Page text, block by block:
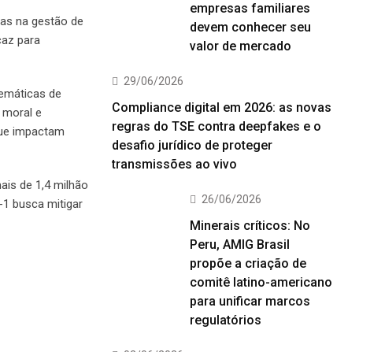
na gestão de
para
de
e
impactam
de 1,4 milhão
busca mitigar
empresas familiares
devem conhecer seu
valor de mercado
29/06/2026
Compliance digital em 2026: as novas
regras do TSE contra deepfakes e o
desafio jurídico de proteger
transmissões ao vivo
26/06/2026
Minerais críticos: No
Peru, AMIG Brasil
propõe a criação de
comitê latino-americano
para unificar marcos
regulatórios